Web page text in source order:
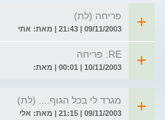
פריחה (לת)
09/11/2003 | 21:43 | מאת: אתי
RE: פריחה
10/11/2003 | 00:01 | מאת:
מגרד לי בכל הגוף.... (לת)
09/11/2003 | 21:15 | מאת: אלי